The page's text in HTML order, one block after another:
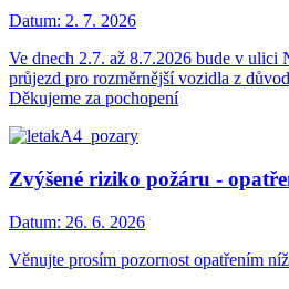
Datum: 2. 7. 2026
Ve dnech 2.7. až 8.7.2026 bude v ulici
průjezd pro rozměrnější vozidla z
Děkujeme za pochopení
Zvýšené riziko požáru -
Datum: 26. 6. 2026
Věnujte prosím pozornost opatřením